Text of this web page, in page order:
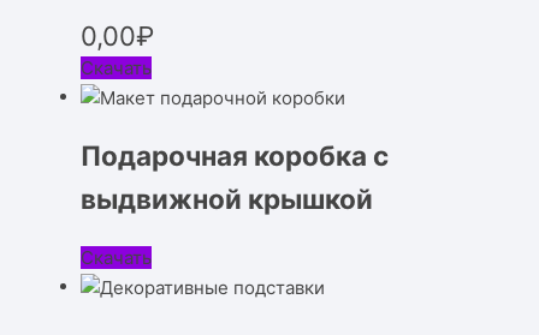
0,00₽
Скачать
Подарочная коробка с
выдвижной крышкой
Скачать